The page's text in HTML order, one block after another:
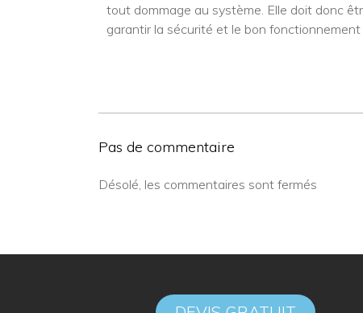
tout dommage au système. Elle doit donc
garantir la sécurité et le bon fonctionnement
Pas de commentaire
Désolé, les commentaires sont fermés